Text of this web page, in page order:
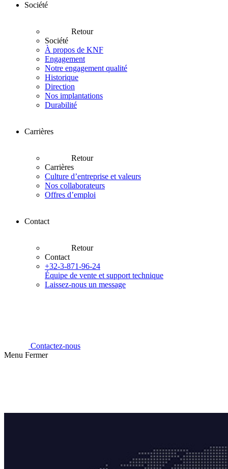
Société
Retour
Société
À propos de KNF
Engagement
Notre engagement qualité
Historique
Direction
Nos implantations
Durabilité
Carrières
Retour
Carrières
Culture d’entreprise et valeurs
Nos collaborateurs
Offres d’emploi
Contact
Retour
Contact
+32-3-871-96-24
Équipe de vente et support technique
Laissez-nous un message
Contactez-nous
Menu Fermer